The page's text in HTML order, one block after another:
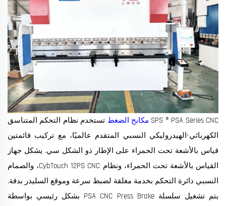
SPS ® PSA Series CNC مكابح الضغط تستخدم نظام التحكم المتناسق
الكهربائي-الهيدروليكي النسبي المتقدم عالميًا، مع تركيب قائمتين
قياس بالأشعة تحت الحمراء على الإطار ذو الشكل سي. يشكل جهاز
القياس بالأشعة تحت الحمراء، ونظام CybTouch 12PS CNC، والصمام
النسبي دائرة التحكم بخدمة مغلقة لضبط سرعة وموقع السليدر بدقة.
يتم تشغيل سلسلة PSA CNC Press Brake بشكل رئيسي بواسطة